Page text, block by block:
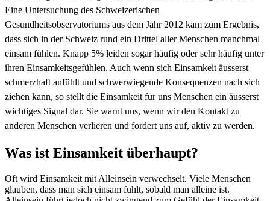
Eine Untersuchung des Schweizerischen
Gesundheitsobservatoriums aus dem Jahr 2012 kam zum Ergebnis,
dass sich in der Schweiz rund ein Drittel aller Menschen manchmal
einsam fühlen. Knapp 5% leiden sogar häufig oder sehr häufig unter
ihren Einsamkeitsgefühlen. Auch wenn sich Einsamkeit äusserst
schmerzhaft anfühlt und schwerwiegende Konsequenzen nach sich
ziehen kann, so stellt die Einsamkeit für uns Menschen ein äusserst
wichtiges Signal dar. Sie warnt uns, wenn wir den Kontakt zu
anderen Menschen verlieren und fordert uns auf, aktiv zu werden.
Was ist Einsamkeit überhaupt?
Oft wird Einsamkeit mit Alleinsein verwechselt. Viele Menschen
glauben, dass man sich einsam fühlt, sobald man alleine ist.